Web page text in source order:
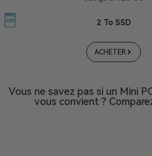
2 To SSD
ACHETER
Vous ne savez pas si un Mini
vous convient ?